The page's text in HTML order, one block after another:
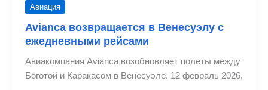
Авиация
Avianca возвращается в Венесуэлу с
ежедневными рейсами
Авиакомпания Avianca возобновляет полеты между
Боготой и Каракасом в Венесуэле. 12 февраль 2026,